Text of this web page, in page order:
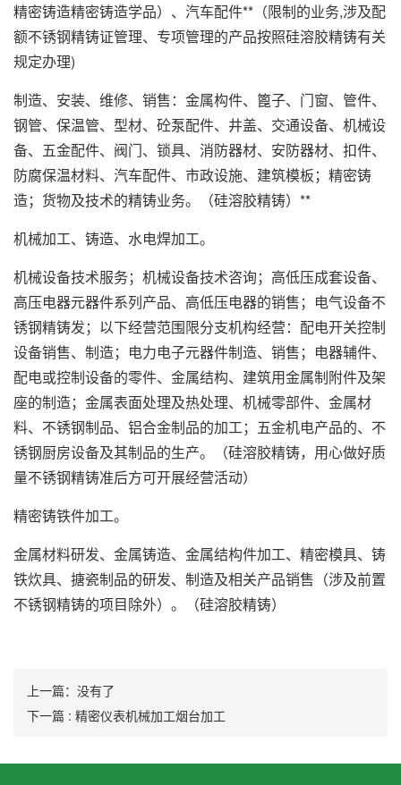
精密铸造精密铸造学品）、汽车配件**（限制的业务,涉及配
额不锈钢精铸证管理、专项管理的产品按照硅溶胶精铸有关
规定办理)
制造、安装、维修、销售：金属构件、篦子、门窗、管件、
钢管、保温管、型材、砼泵配件、井盖、交通设备、机械设
备、五金配件、阀门、锁具、消防器材、安防器材、扣件、
防腐保温材料、汽车配件、市政设施、建筑模板；精密铸
造；货物及技术的精铸业务。（硅溶胶精铸）**
机械加工、铸造、水电焊加工。
机械设备技术服务；机械设备技术咨询；高低压成套设备、
高压电器元器件系列产品、高低压电器的销售；电气设备不
锈钢精铸发；以下经营范围限分支机构经营：配电开关控制
设备销售、制造；电力电子元器件制造、销售；电器辅件、
配电或控制设备的零件、金属结构、建筑用金属制附件及架
座的制造；金属表面处理及热处理、机械零部件、金属材
料、不锈钢制品、铝合金制品的加工；五金机电产品的、不
锈钢厨房设备及其制品的生产。（硅溶胶精铸，用心做好质
量不锈钢精铸准后方可开展经营活动）
精密铸铁件加工。
金属材料研发、金属铸造、金属结构件加工、精密模具、铸
铁炊具、搪瓷制品的研发、制造及相关产品销售（涉及前置
不锈钢精铸的项目除外）。（硅溶胶精铸）
上一篇：没有了
下一篇 : 精密仪表机械加工烟台加工